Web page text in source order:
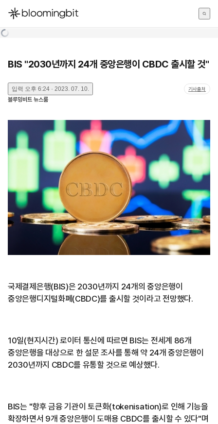
한국어
BIS "2030년까지 24개 중앙은행이 CBDC 출시할 것"
입력 오후 6:24 · 2023. 07. 10. 기사출처
블루밍비트 뉴스룸
국제결제은행(BIS)은 2030년까지 24개의 중앙은행이
중앙은행디지털화폐(CBDC)를 출시할 것이라고 전망했다.
10일(현지시간) 로이터 통신에 따르면 BIS는 전세계 86개
중앙은행을 대상으로 한 설문 조사를 통해 약 24개 중앙은행이
2030년까지 CBDC를 유통할 것으로 예상했다.
BIS는 "향후 금융 기관이 토큰화(tokenisation)로 인해 기능을
확장하면서 9개 중앙은행이 도매용 CBDC를 출시할 수 있다"며